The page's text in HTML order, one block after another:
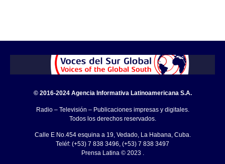
© 2016-2024 Agencia Informativa Latinoamericana S.A.
Radio – Televisión – Publicaciones impresas y digitales.
Todos los derechos reservados.
Calle E No.454 esquina a 19, Vedado, La Habana, Cuba.
Teléf: (+53) 7 838 3496, (+53) 7 838 3497
Prensa Latina © 2023 .